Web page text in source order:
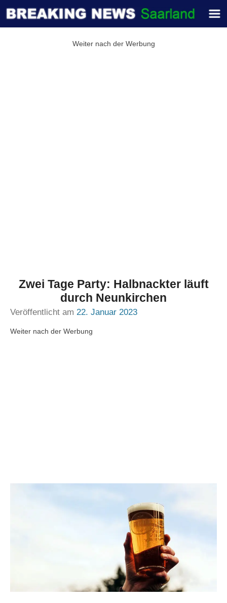
Weiter nach der Werbung
Zwei Tage Party: Halbnackter läuft
durch Neunkirchen
Veröffentlicht am 22. Januar 2023
Weiter nach der Werbung